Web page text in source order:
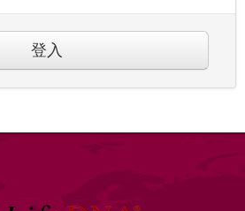
登入